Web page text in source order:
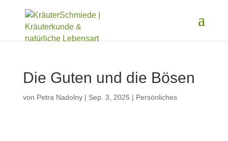
Die Guten und die Bösen
von Petra Nadolny| Sep. 3, 2025 | Persönliches